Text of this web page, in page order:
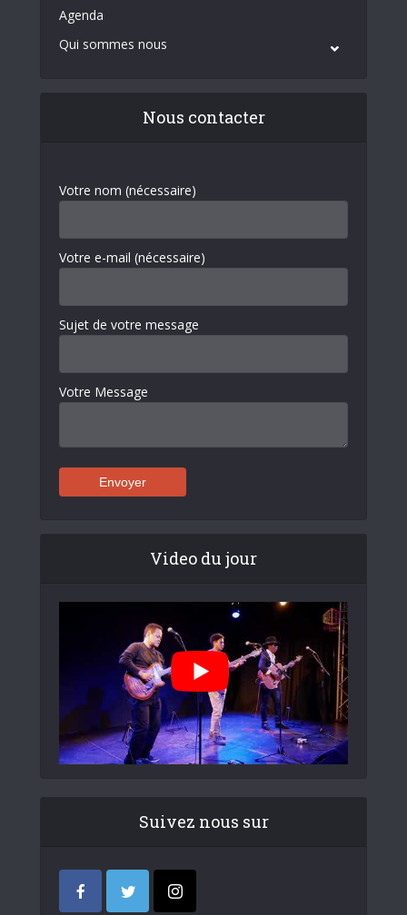
Agenda
Qui sommes nous
Nous contacter
Votre nom (nécessaire)
Votre e-mail (nécessaire)
Sujet de votre message
Votre Message
Video du jour
Suivez nous sur